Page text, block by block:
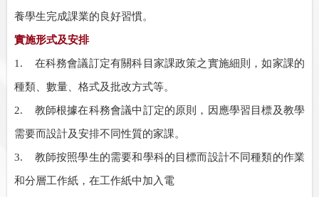
養學生完成課業的良好習慣。
實施形式及安排
1.
在科務會議訂定有關科目家課政策之實施細則，如家課的
種類、數量、格式及批改方式等。
2.
教師根據在科務會議中訂定的原則，因應學習目標及教學
需要而設計及安排不同性質的家課。
3.
教師按照學生的需要和學科的目標而設計不同種類的作業
和分層工作紙，在工作紙中加入電